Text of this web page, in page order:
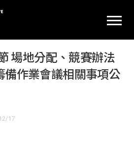
場地分配、競賽辦法
備作業會議相關事項公
17